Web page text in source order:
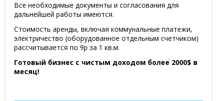
Все необходимые документы и согласования для
дальнейшей работы имеются.
Стоимость аренды, включая коммунальные платежи,
электричество (оборудованное отдельным счетчиком)
рассчитывается по 9р за 1 кв.м.
Готовый бизнес с чистым доходом более 2000$ в
месяц!